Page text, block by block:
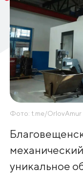
Фото: t.me/OrlovAmur
уникальное